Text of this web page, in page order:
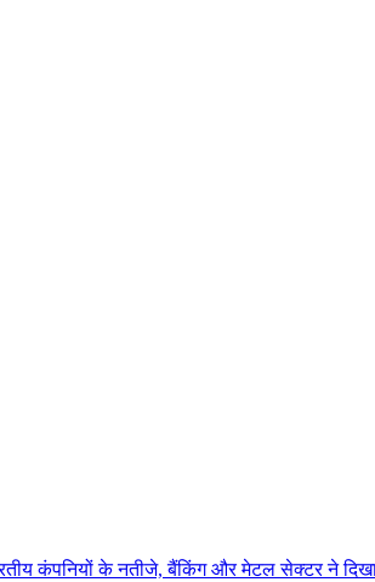
कंपनियों के नतीजे, बैंकिंग और मेटल सेक्टर ने